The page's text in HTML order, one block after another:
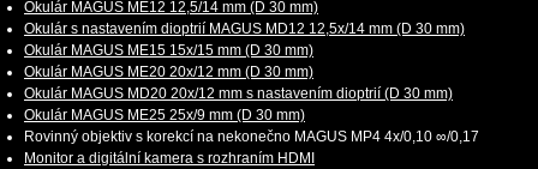
Okulár MAGUS ME12 12,5/14 mm (D 30 mm)
Okulár s nastavením dioptrií MAGUS MD12 12,5х/14 mm (D 30 mm)
Okulár MAGUS ME15 15x/15 mm (D 30 mm)
Okulár MAGUS ME20 20х/12 mm (D 30 mm)
Okulár MAGUS MD20 20х/12 mm s nastavením dioptrií (D 30 mm)
Okulár MAGUS ME25 25х/9 mm (D 30 mm)
Rovinný objektiv s korekcí na nekonečno MAGUS MP4 4х/0,10 ∞/0,17
Monitor a digitální kamera s rozhraním HDMI